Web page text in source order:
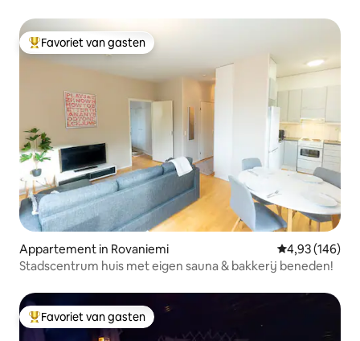
Topfavoriet van gasten
Favoriet van gasten
Appartement in Rovaniemi Gemiddelde
4,93 (146)
Stadscentrum huis met eigen sauna & bakkerij beneden!
Topfavoriet van gasten
Favoriet van gasten